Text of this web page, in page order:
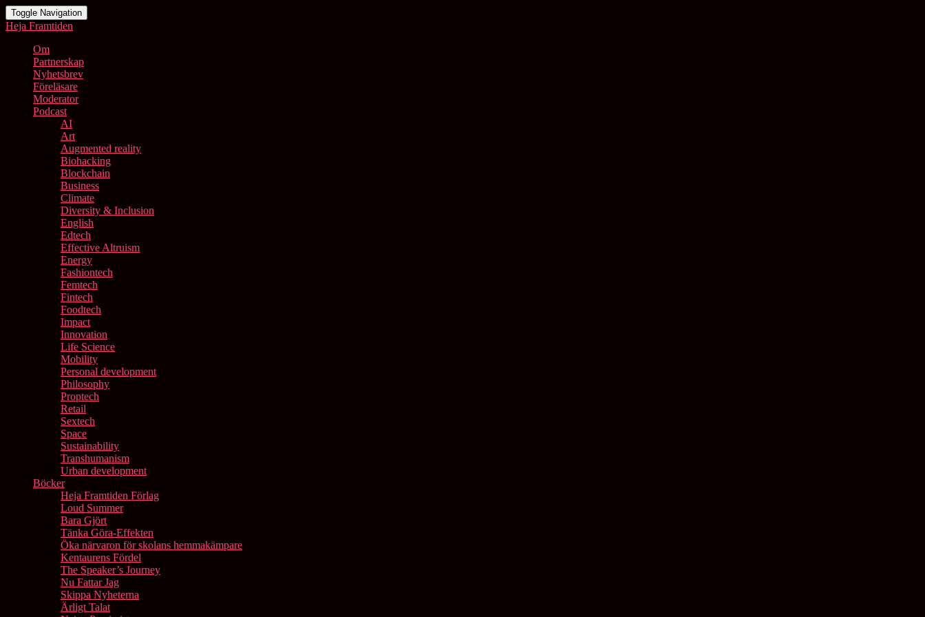
Toggle Navigation
Heja Framtiden
Om
Partnerskap
Nyhetsbrev
Föreläsare
Moderator
Podcast
AI
Art
Augmented reality
Biohacking
Blockchain
Business
Climate
Diversity & Inclusion
English
Edtech
Effective Altruism
Energy
Fashiontech
Femtech
Fintech
Foodtech
Impact
Innovation
Life Science
Mobility
Personal development
Philosophy
Proptech
Retail
Sextech
Space
Sustainability
Transhumanism
Urban development
Böcker
Heja Framtiden Förlag
Loud Summer
Bara Gjört
Tänka Göra-Effekten
Öka närvaron för skolans hemmakämpare
Kentaurens Fördel
The Speaker’s Journey
Nu Fattar Jag
Skippa Nyheterna
Ärligt Talat